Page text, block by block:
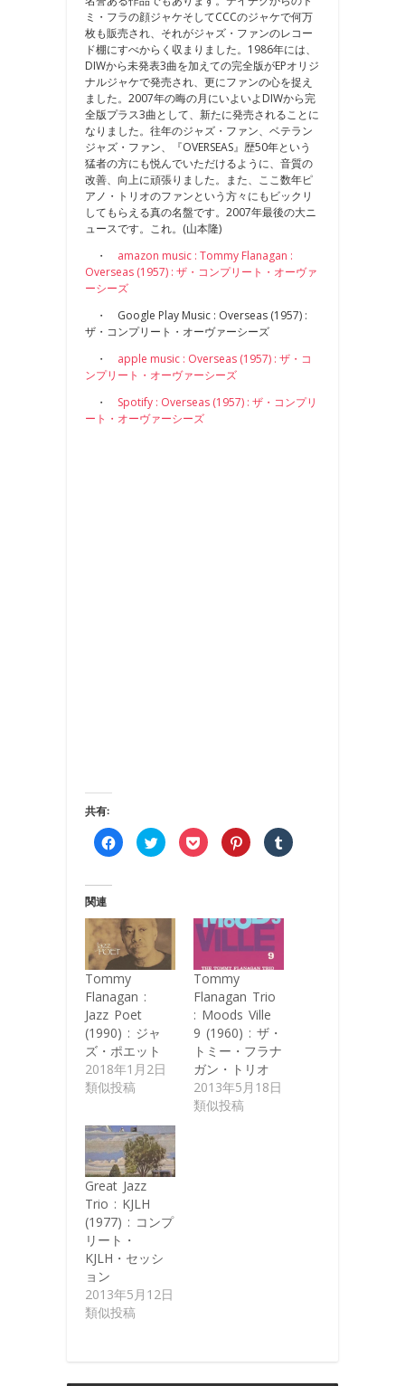
ミ・フラの顔ジャケそしてCCCのジャケで何万
枚も販売され、それがジャズ・ファンのレコー
ド棚にすべからく収まりました。1986年には、
DIWから未発表3曲を加えての完全版がEPオリジ
ナルジャケで発売され、更にファンの心を捉え
ました。2007年の晦の月にいよいよDIWから完
全版プラス3曲として、新たに発売されることに
なりました。往年のジャズ・ファン、ベテラン
ジャズ・ファン、『OVERSEAS』歴50年という
猛者の方にも悦んでいただけるように、音質の
改善、向上に頑張りました。また、ここ数年ピ
アノ・トリオのファンという方々にもビックリ
してもらえる真の名盤です。2007年最後の大ニ
ュースです。これ。(山本隆)
・ amazon music : Tommy Flanagan :
Overseas (1957) : ザ・コンプリート・オーヴァ
ーシーズ
・ Google Play Music : Overseas (1957) :
ザ・コンプリート・オーヴァーシーズ
・ apple music : Overseas (1957) : ザ・コ
ンプリート・オーヴァーシーズ
・ Spotify : Overseas (1957) : ザ・コンプリ
ート・オーヴァーシーズ
共有:
Facebook
で
は
ク
リ
ッ
ク
し
て
く
だ
さ
い
(新
し
い
ウ
ィ
ン
開
き
ま
す)
ク
リ
で
有
(新
し
い
ま
す)
ク
リ
で
シ
ェ
ア
し
い
ウ
ィ
ン
ド
ウ
で
開
き
ま
す)
ク
リ
で
共
(新
い
ィ
ン
ド
ウ
で
開
き
ま
す)
ク
リ
関連
Tommy
Flanagan :
Jazz Poet
(1990) : ジャ
ズ・ポエット
2018年1月2日
類似投稿
Tommy
Flanagan Trio
: Moods Ville
9 (1960) : ザ・
トミー・フラナ
ガン・トリオ
2013年5月18日
類似投稿
Great Jazz
Trio : KJLH
(1977) : コンプ
リート・
KJLH・セッシ
ョン
2013年5月12日
類似投稿